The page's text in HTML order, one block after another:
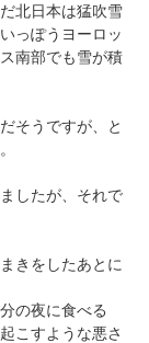
北日本は猛吹雪
っぽうヨーロッ
南部でも雪が積
そうですが、と
したが、それで
きをしたあとに
の夜に食べる
こすような悪さ